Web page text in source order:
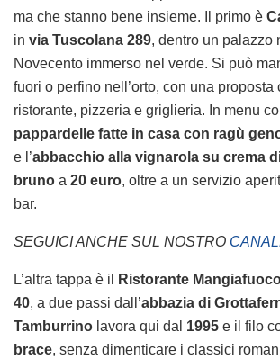
ma che stanno bene insieme. Il primo è
in via Tuscolana 289, dentro un palazzo
Novecento immerso nel verde. Si può
fuori o perfino nell’orto, con una
ristorante, pizzeria e griglieria. In menu
pappardelle fatte in casa con ragù
e l’abbacchio alla vignarola su crema
bruno a 20 euro, oltre a un servizio
bar.
SEGUICI ANCHE SUL NOSTRO
L’altra tappa è il Ristorante
40, a due passi dall’abbazia di
Tamburrino lavora qui dal 1995 e il filo
brace, senza dimenticare i classici